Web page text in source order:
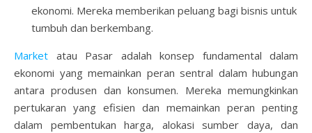
ekonomi. Mereka memberikan peluang bagi bisnis untuk
tumbuh dan berkembang.
Market atau Pasar adalah konsep fundamental dalam
ekonomi yang memainkan peran sentral dalam hubungan
antara produsen dan konsumen. Mereka memungkinkan
pertukaran yang efisien dan memainkan peran penting
dalam pembentukan harga, alokasi sumber daya, dan